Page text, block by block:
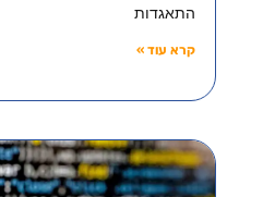
התאגדות
קרא עוד »